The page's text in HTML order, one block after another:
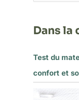
Dans la
Test du
confort et